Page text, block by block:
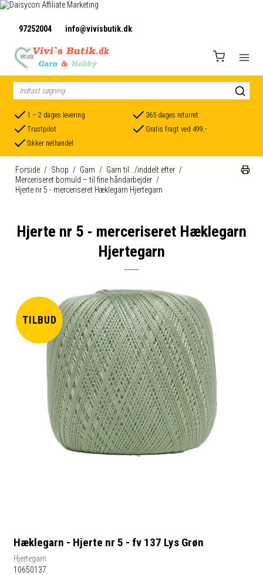
97252004 info@vivisbutik.dk
1 – 2 dages levering
365 dages returret
Trustpilot
Gratis fragt ved 499,-
Sikker nethandel
Forside / Shop / Garn / Garn til ../inddelt efter /
Merceriseret bomuld – til fine håndarbejder /
Hjerte nr 5 - merceriseret Hæklegarn Hjertegarn
Hjerte nr 5 - merceriseret Hæklegarn
Hjertegarn
TILBUD
Hæklegarn - Hjerte nr 5 - fv 137 Lys Grøn
Hjertegarn
10650137